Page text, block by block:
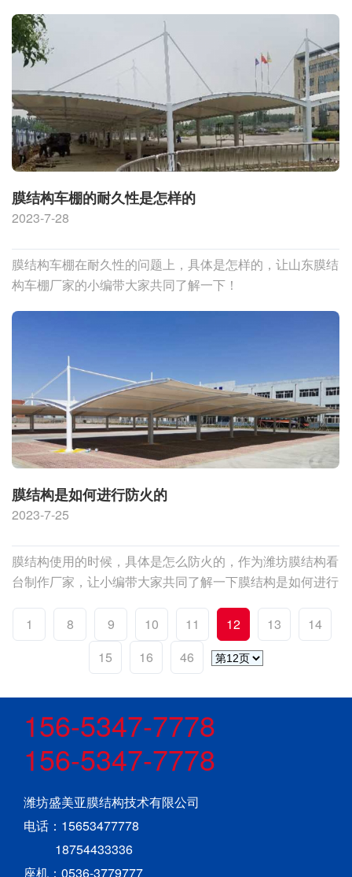
膜结构车棚的耐久性是怎样的
2023-7-28
膜结构车棚在耐久性的问题上，具体是怎样的，让山东膜结
构车棚厂家的小编带大家共同了解一下！
膜结构是如何进行防火的
2023-7-25
膜结构使用的时候，具体是怎么防火的，作为潍坊膜结构看
台制作厂家，让小编带大家共同了解一下膜结构是如何进行
1
8 9 10 11 12 13
14
15
16 46
156-5347-7778
156-5347-7778
潍坊盛美亚膜结构技术有限公司
电话：15653477778
18754433336
座机：0536-3779777